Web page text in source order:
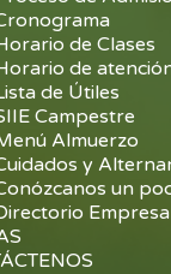
de Clases
de
de Útiles
Campestre
Almuerzo
y
un